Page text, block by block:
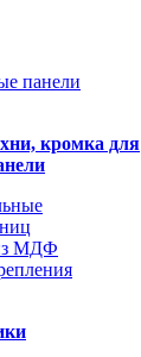
кромка для
МДФ